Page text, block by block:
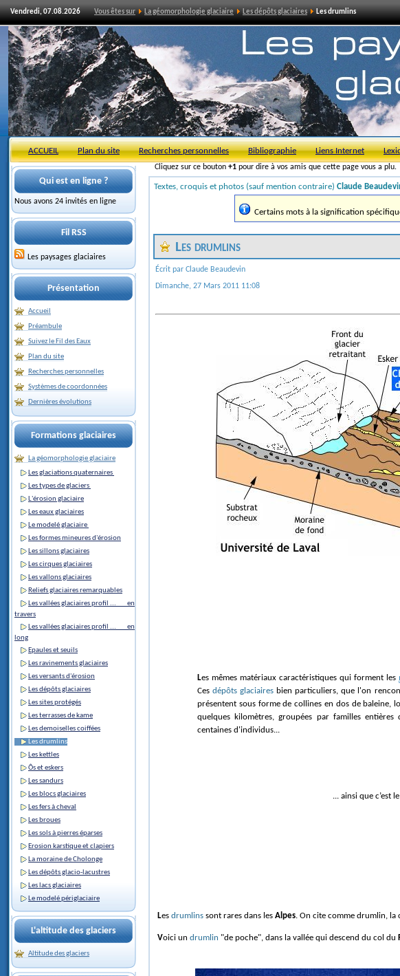
Vendredi, 07.08.2026 Vous êtes sur La géomorphologie glaciaire Les dépôts glaciaires Les drumlins
ACCUEIL Plan du site Recherches personnelles Bibliographie Liens Internet
Cliquez sur ce bouton +1 pour dire à vos amis que cette page vous a plu.
Qui est en ligne ?
Nous avons 24 invités en ligne
Fil RSS
Les paysages glaciaires
Présentation
Accueil
Préambule
Suivez le Fil des Eaux
Plan du site
Recherches personnelles
Systèmes de coordonnées
Dernières évolutions
Formations glaciaires
La géomorphologie glaciaire
Les glaciations quaternaires
Les types de glaciers
L'érosion glaciaire
Les eaux glaciaires
Le modelé glaciaire
Les formes mineures d'érosion
Les sillons glaciaires
Les cirques glaciaires
Les vallons glaciaires
Reliefs glaciaires remarquables
Les vallées glaciaires profil ... en
travers
Les vallées glaciaires profil ... en
long
Epaules et seuils
Les ravinements glaciaires
Les versants d'érosion
Les dépôts glaciaires
Les sites protégés
Les terrasses de kame
Les demoiselles coiffées
Les drumlins
Les kettles
Ôs et eskers
Les sandurs
Les blocs glaciaires
Les fers à cheval
Les broues
Les sols à pierres éparses
Erosion karstique et clapiers
La moraine de Cholonge
Les dépôts glacio-lacustres
Les lacs glaciaires
Le modelé périglaciaire
L'altitude des glaciers
Altitude des glaciers
Textes, croquis et photos (sauf mention contraire) Claude
Certains mots à la signification
Les drumlins
Écrit par Claude Beaudevin
Dimanche, 27 Mars 2011 11:08
Les mêmes matériaux caractéristiques qui forment les
Cesdépôts glaciaires bien particuliers, que l'on
présentent sous forme de collines en dos de baleine,
quelques kilomètres, groupées par familles
centaines d'individus...
... ainsi que c’est
Les drumlins sont rares dans les Alpes. On cite comme drumlin, la
Voici un drumlin "de poche", dans la vallée qui descend du col du